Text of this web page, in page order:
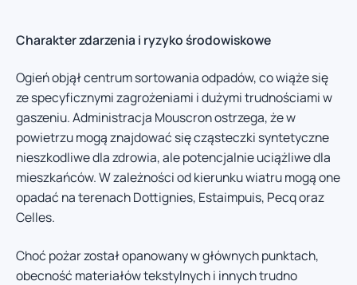
Charakter zdarzenia i ryzyko środowiskowe
Ogień objął centrum sortowania odpadów, co wiąże się
ze specyficznymi zagrożeniami i dużymi trudnościami w
gaszeniu. Administracja Mouscron ostrzega, że w
powietrzu mogą znajdować się cząsteczki syntetyczne
nieszkodliwe dla zdrowia, ale potencjalnie uciążliwe dla
mieszkańców. W zależności od kierunku wiatru mogą one
opadać na terenach Dottignies, Estaimpuis, Pecq oraz
Celles.
Choć pożar został opanowany w głównych punktach,
obecność materiałów tekstylnych i innych trudno